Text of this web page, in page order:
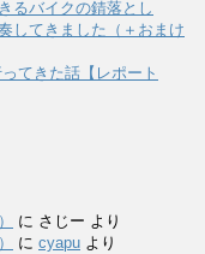
るバイクの錆落とし
してきました（＋おまけ
てきた話【レポート
に さじー より
に cyapu より